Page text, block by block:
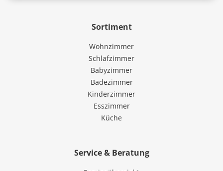
Sortiment
Wohnzimmer
Schlafzimmer
Babyzimmer
Badezimmer
Kinderzimmer
Esszimmer
Küche
Service & Beratung